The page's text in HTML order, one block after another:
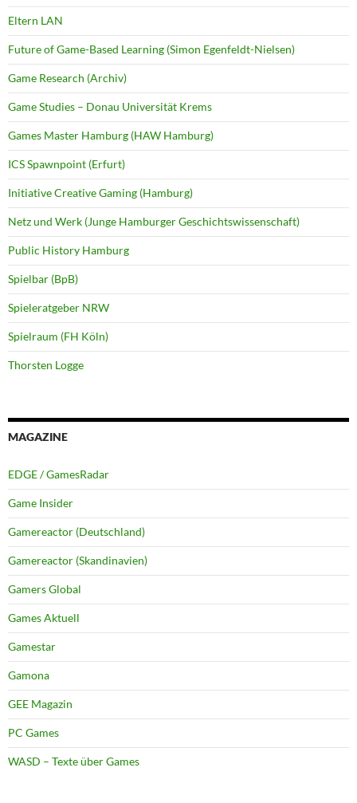
Eltern LAN
Future of Game-Based Learning (Simon Egenfeldt-Nielsen)
Game Research (Archiv)
Game Studies – Donau Universität Krems
Games Master Hamburg (HAW Hamburg)
ICS Spawnpoint (Erfurt)
Initiative Creative Gaming (Hamburg)
Netz und Werk (Junge Hamburger Geschichtswissenschaft)
Public History Hamburg
Spielbar (BpB)
Spieleratgeber NRW
Spielraum (FH Köln)
Thorsten Logge
MAGAZINE
EDGE / GamesRadar
Game Insider
Gamereactor (Deutschland)
Gamereactor (Skandinavien)
Gamers Global
Games Aktuell
Gamestar
Gamona
GEE Magazin
PC Games
WASD – Texte über Games